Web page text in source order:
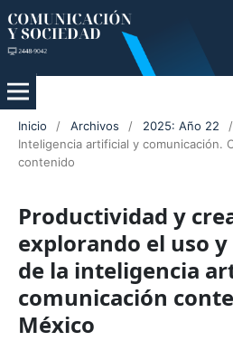
Inicio / Archivos / 2025: Año 22
/
Inteligencia artificial y comunicación.
contenido
Productividad y
explorando el uso
de la inteligencia
comunicación
México